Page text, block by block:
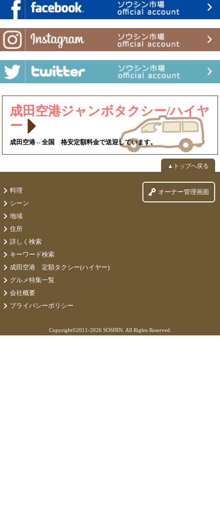
成田空港ジャンボタクシー/ハイヤ
ー
成田空港⇔全国 格安定額料金で送迎しています。
▲トップへ戻る
料理
シーン
地域
住所
詳しく検索
キーワード検索
成田空港 定額タクシー(ハイヤー)
グルメ特集一覧
会社概要
プライバシーポリシー
オーナー管理画面
Copyright©2011-2026 SOSHIN. All Rights Reserved.